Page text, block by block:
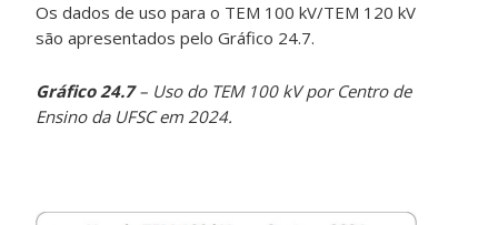
Os dados de uso para o TEM 100 kV/TEM 120 kV
são apresentados pelo Gráfico 24.7.
Gráfico 24.7– Uso do TEM 100 kV por Centro de
Ensino da UFSC em 2024.